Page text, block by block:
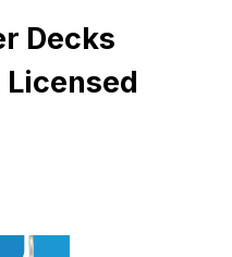
Decks
Licensed